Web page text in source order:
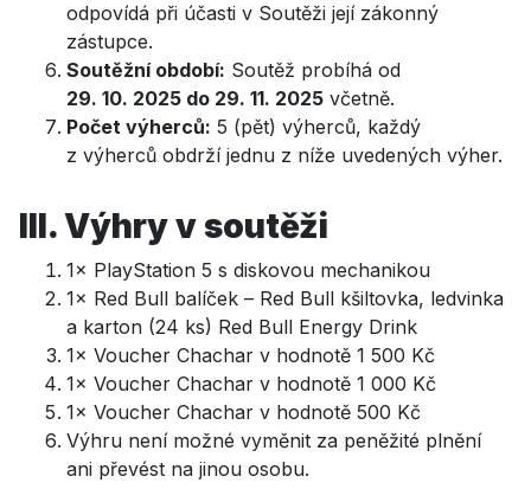
odpovídá při účasti v Soutěži její zákonný
zástupce.
Soutěžní období: Soutěž probíhá od
29. 10. 2025 do 29. 11. 2025 včetně.
Počet výherců: 5 (pět) výherců, každý
z výherců obdrží jednu z níže uvedených výher.
III. Výhry v soutěži
1× PlayStation 5 s diskovou mechanikou
1× Red Bull balíček – Red Bull kšiltovka, ledvinka
a karton (24 ks) Red Bull Energy Drink
1× Voucher Chachar v hodnotě 1 500 Kč
1× Voucher Chachar v hodnotě 1 000 Kč
1× Voucher Chachar v hodnotě 500 Kč
Výhru není možné vyměnit za peněžité plnění
ani převést na jinou osobu.